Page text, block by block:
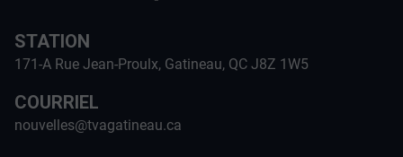
STATION
171-A Rue Jean-Proulx, Gatineau, QC J8Z 1W5
COURRIEL
nouvelles@tvagatineau.ca